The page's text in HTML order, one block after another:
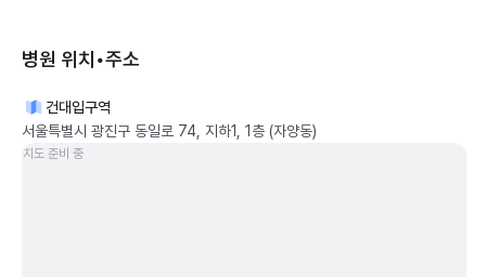
병원 위치•주소
건대입구역
서울특별시 광진구 동일로 74, 지하1, 1층 (자양동)
지도 준비 중